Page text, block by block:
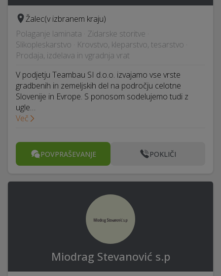
Žalec(v izbranem kraju)
Polaganje laminata · Zidarske storitve ·
Slikopleskarstvo · Krovstvo, kleparstvo, tesarstvo ·
Prodaja, izdelava in vgradnja vrat
V podjetju Teambau SI d.o.o. izvajamo vse vrste
gradbenih in zemeljskih del na področju celotne
Slovenije in Evrope. S ponosom sodelujemo tudi z
ugle…
Več
POVPRAŠEVANJE POKLIČI
Miodrag Stevanović s.p